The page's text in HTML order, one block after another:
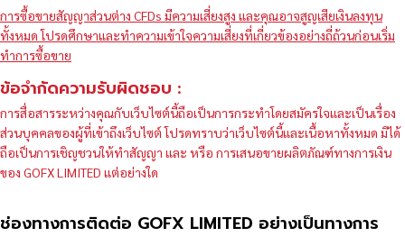
การซื้อขายสัญญาส่วนต่าง CFDs มีความเสี่ยงสูง และคุณอาจสูญเสียเงินลงทุน
ทั้งหมด โปรดศึกษาและทำความเข้าใจความเสี่ยงที่เกี่ยวข้องอย่างถี่ถ้วนก่อนเริ่ม
ทำการซื้อขาย
ข้อจำกัดความรับผิดชอบ :
การสื่อสารระหว่างคุณกับเว็บไซต์นี้ถือเป็นการกระทำโดยสมัครใจและเป็นเรื่อง
ส่วนบุคคลของผู้ที่เข้าถึงเว็บไซต์ โปรดทราบว่าเว็บไซต์นี้และเนื้อหาทั้งหมด มิได้
ถือเป็นการเชิญชวนให้ทำสัญญา และ หรือ การเสนอขายผลิตภัณฑ์ทางการเงิน
ของ GOFX LIMITED แต่อย่างใด
ช่องทางการติดต่อ GOFX LIMITED อย่างเป็นทางการ